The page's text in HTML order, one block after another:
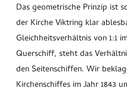
Das geometrische Prinzip ist
der Kirche Viktring klar
Gleichheitsverhältnis von 1:1
Querschiff, steht das
den Seitenschiffen. Wir
Kirchenschiffes im Jahr 1843